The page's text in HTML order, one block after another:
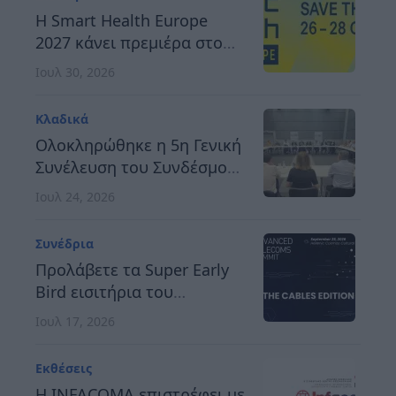
ανταγωνιστική Ευρώπη
H Smart Health Europe
2027 κάνει πρεμιέρα στο
Βερολίνο, στις 26 έως 28
Ιουλ 30, 2026
Κλαδικά
Ολοκληρώθηκε η 5η Γενική
Συνέλευση του Συνδέσμου
Οργανωτών &
Ελλάδος
Ιουλ 24, 2026
Συνέδρια
Προλάβετε τα Super Early
Bird εισιτήρια του
Advanced Telecoms
Ιουλ 17, 2026
Εκθέσεις